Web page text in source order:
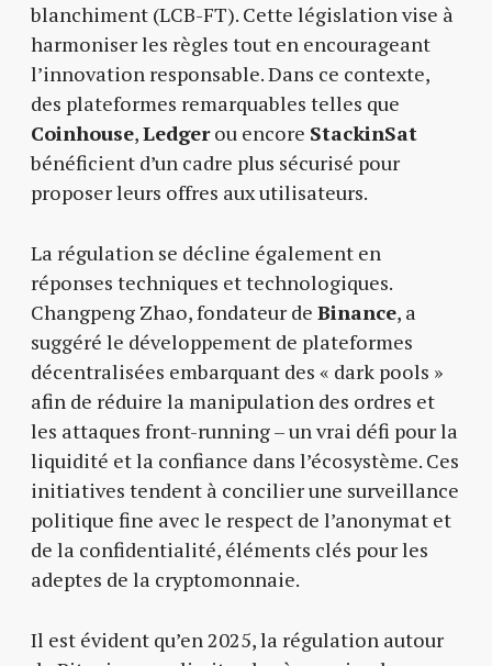
blanchiment (LCB-FT). Cette législation vise à
harmoniser les règles tout en encourageant
l’innovation responsable. Dans ce contexte,
des plateformes remarquables telles que
Coinhouse,Ledgerou encore StackinSat
bénéficient d’un cadre plus sécurisé pour
proposer leurs offres aux utilisateurs.
La régulation se décline également en
réponses techniques et technologiques.
Changpeng Zhao, fondateur de Binance, a
suggéré le développement de plateformes
décentralisées embarquant des « dark pools »
afin de réduire la manipulation des ordres et
les attaques front-running – un vrai défi pour la
liquidité et la confiance dans l’écosystème. Ces
initiatives tendent à concilier une surveillance
politique fine avec le respect de l’anonymat et
de la confidentialité, éléments clés pour les
adeptes de la cryptomonnaie.
Il est évident qu’en 2025, la régulation autour